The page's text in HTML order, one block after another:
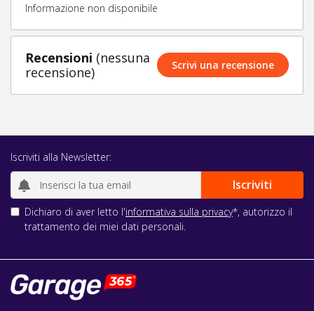
Informazione non disponibile
Recensioni (nessuna
recensione)
Scrivi una recensione
Iscriviti alla Newsletter:
Dichiaro di aver letto l'informativa sulla privacy*, autorizzo il
trattamento dei miei dati personali.